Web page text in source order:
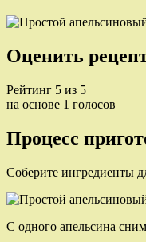
Оценить
Рейтинг 5 из 5
на основе 1 голосов
Процесс
Соберите ингредиенты
С одного апельсина